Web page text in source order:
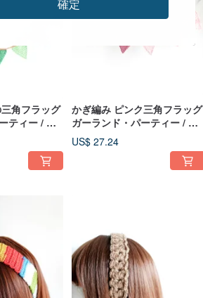
角フラッグ
ティー / ア
/ ピクニ
ンテリア
かぎ編み ピンク三角フラッグ
ガーランド・パーティー / ア
ウトドア / キャンプ / ピクニ
ック / 誕生日 / インテリア
US$ 27.24
確定